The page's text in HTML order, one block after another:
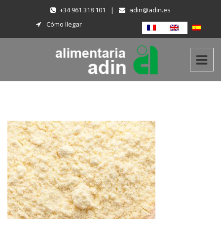
+34 961 318 101 |
adin@adin.es
Cómo llegar